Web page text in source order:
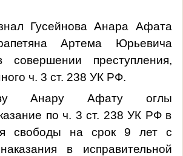
Гусейнова Анара Афата
Артема Юрьевича
преступления,
ч. 3 ст. 238 УК РФ.
Анару Афату оглы
по ч. 3 ст. 238 УК РФ в
свободы на срок 9 лет с
в исправительной